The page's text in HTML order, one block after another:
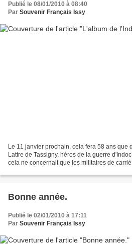
Publié le 08/01/2010 à 08:40
Par Souvenir Français Issy
Le 11 janvier prochain, cela fera 58 ans que
Lattre de Tassigny, héros de la guerre
cela ne concernait que les militaires de
Bonne année.
Publié le 02/01/2010 à 17:11
Par Souvenir Français Issy